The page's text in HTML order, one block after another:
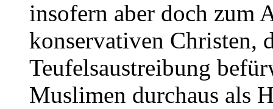
insofern aber doch zum
konservativen Christen,
Teufelsaustreibung
Muslimen durchaus als